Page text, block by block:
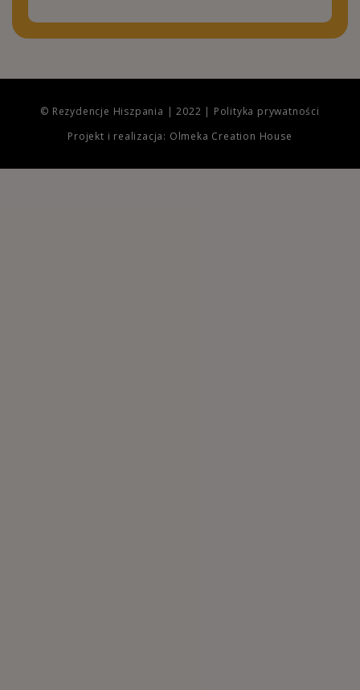
© Rezydencje Hiszpania | 2022 | Polityka prywatności
Projekt i realizacja: Olmeka Creation House